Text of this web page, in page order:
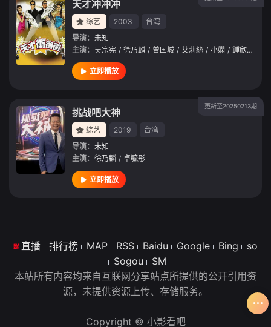
天才冲冲冲
综艺 2003
台湾
导演： 未知
主演： 吴宗宪 / 徐乃麟 / 曾国城 / 艾莉絲 / 小嫻 / 鍾欣怡
立即播放
更新至20250213期
挑战吧大神
综艺 2019
台湾
导演： 未知
主演： 徐乃麟 / 卓毓彤
立即播放
直播 排行榜 MAP RSS Baidu Google Bing
so
Sogou
SM
本站所有内容均来自互联网分享站点所提供的公开引用资
源，未提供资源上传、存储服务。
Copyright © 小影看吧